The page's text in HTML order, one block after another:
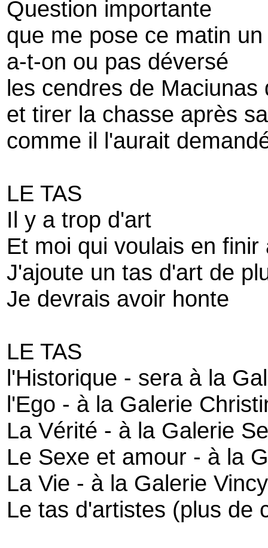
Question importante
que me pose ce matin
a-t-on ou pas déversé
les cendres de Maciunas
et tirer la chasse après
comme il l'aurait
LE TAS
Il y a trop d'art
Et moi qui voulais en finir
J'ajoute un tas d'art de
Je devrais avoir honte
LE TAS
l'Historique - sera à la
l'Ego - à la Galerie
La Vérité - à la Galerie
Le Sexe et amour - à la
La Vie - à la Galerie Vincy
Le tas d'artistes (plus de